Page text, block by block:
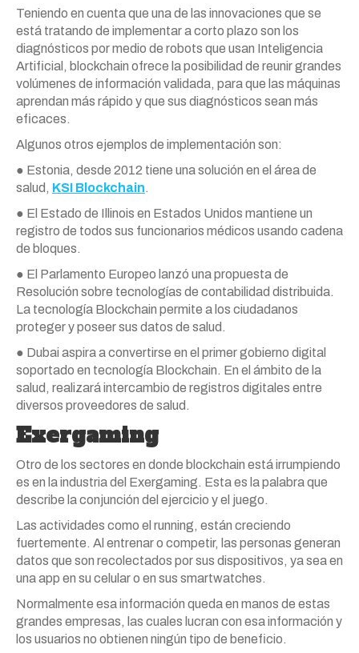
Teniendo en cuenta que una de las innovaciones que se
está tratando de implementar a corto plazo son los
diagnósticos por medio de robots que usan Inteligencia
Artificial, blockchain ofrece la posibilidad de reunir grandes
volúmenes de información validada, para que las máquinas
aprendan más rápido y que sus diagnósticos sean más
eficaces.
Algunos otros ejemplos de implementación son:
● Estonia, desde 2012 tiene una solución en el área de
salud, KSI Blockchain.
● El Estado de Illinois en Estados Unidos mantiene un
registro de todos sus funcionarios médicos usando cadena
de bloques.
● El Parlamento Europeo lanzó una propuesta de
Resolución sobre tecnologías de contabilidad distribuida.
La tecnología Blockchain permite a los ciudadanos
proteger y poseer sus datos de salud.
● Dubai aspira a convertirse en el primer gobierno digital
soportado en tecnología Blockchain. En el ámbito de la
salud, realizará intercambio de registros digitales entre
diversos proveedores de salud.
Exergaming
Otro de los sectores en donde blockchain está irrumpiendo
es en la industria del Exergaming. Esta es la palabra que
describe la conjunción del ejercicio y el juego.
Las actividades como el running, están creciendo
fuertemente. Al entrenar o competir, las personas generan
datos que son recolectados por sus dispositivos, ya sea en
una app en su celular o en sus smartwatches.
Normalmente esa información queda en manos de estas
grandes empresas, las cuales lucran con esa información y
los usuarios no obtienen ningún tipo de beneficio.